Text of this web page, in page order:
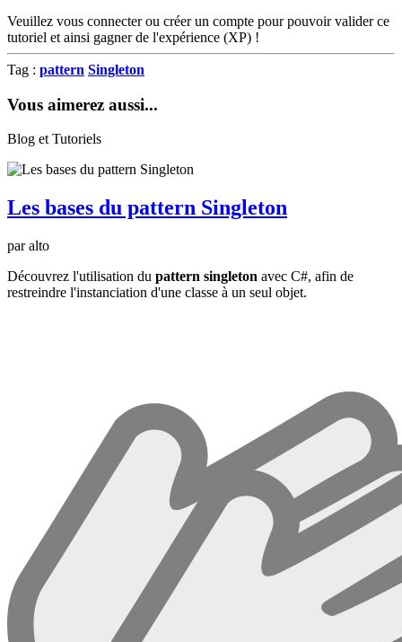
Veuillez vous connecter ou créer un compte pour pouvoir valider ce
tutoriel et ainsi gagner de l'expérience (XP) !
Tag : pattern Singleton
Vous aimerez aussi...
Blog et Tutoriels
Les bases du pattern Singleton
par alto
Découvrez l'utilisation du pattern singleton avec C#, afin de
restreindre l'instanciation d'une classe à un seul objet.